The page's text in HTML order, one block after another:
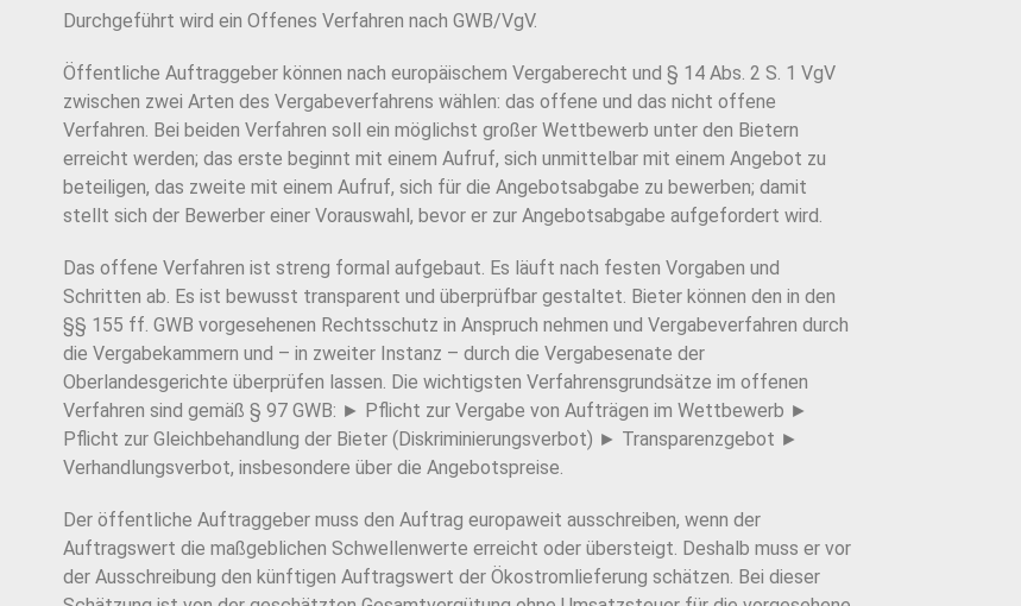
Durchgeführt wird ein Offenes Verfahren nach GWB/VgV.
Öffentliche Auftraggeber können nach europäischem Vergaberecht und § 14 Abs. 2 S. 1 VgV
zwischen zwei Arten des Vergabeverfahrens wählen: das offene und das nicht offene
Verfahren. Bei beiden Verfahren soll ein möglichst großer Wettbewerb unter den Bietern
erreicht werden; das erste beginnt mit einem Aufruf, sich unmittelbar mit einem Angebot zu
beteiligen, das zweite mit einem Aufruf, sich für die Angebotsabgabe zu bewerben; damit
stellt sich der Bewerber einer Vorauswahl, bevor er zur Angebotsabgabe aufgefordert wird.
Das offene Verfahren ist streng formal aufgebaut. Es läuft nach festen Vorgaben und
Schritten ab. Es ist bewusst transparent und überprüfbar gestaltet. Bieter können den in den
§§ 155 ff. GWB vorgesehenen Rechtsschutz in Anspruch nehmen und Vergabeverfahren durch
die Vergabekammern und – in zweiter Instanz – durch die Vergabesenate der
Oberlandesgerichte überprüfen lassen. Die wichtigsten Verfahrensgrundsätze im offenen
Verfahren sind gemäß § 97 GWB: ► Pflicht zur Vergabe von Aufträgen im Wettbewerb ►
Pflicht zur Gleichbehandlung der Bieter (Diskriminierungsverbot) ► Transparenzgebot ►
Verhandlungsverbot, insbesondere über die Angebotspreise.
Der öffentliche Auftraggeber muss den Auftrag europaweit ausschreiben, wenn der
Auftragswert die maßgeblichen Schwellenwerte erreicht oder übersteigt. Deshalb muss er vor
der Ausschreibung den künftigen Auftragswert der Ökostromlieferung schätzen. Bei dieser